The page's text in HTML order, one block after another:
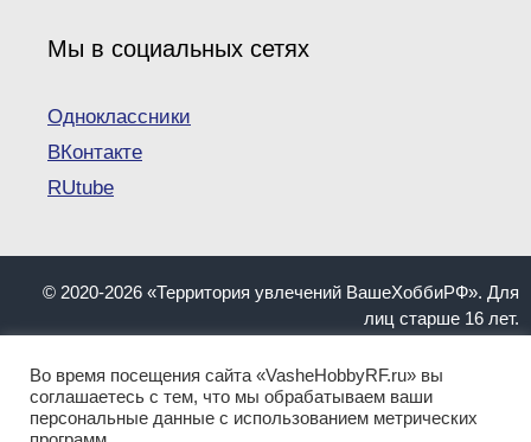
Мы в социальных сетях
Одноклассники
ВКонтакте
RUtube
© 2020-2026 «Территория увлечений ВашеХоббиРФ». Для
лиц старше 16 лет.
VasheHobbyRF.ru обязательна.
Информация, представленная на сайте, не должна
пониматься как инструкция. Имеются противопоказания.
Во время посещения сайта «VasheHobbyRF.ru» вы
соглашаетесь с тем, что мы обрабатываем ваши
персональные данные с использованием метрических